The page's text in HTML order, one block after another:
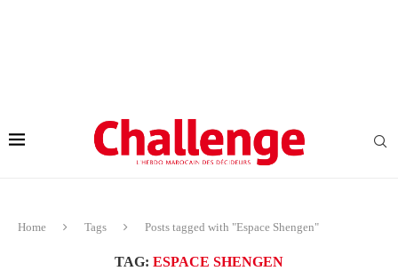
Home Tags Posts tagged with "Espace Shengen"
TAG: ESPACE SHENGEN